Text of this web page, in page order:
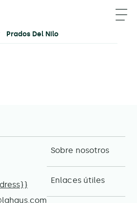
Prados Del Nilo
Sobre nosotros
Enlaces útiles